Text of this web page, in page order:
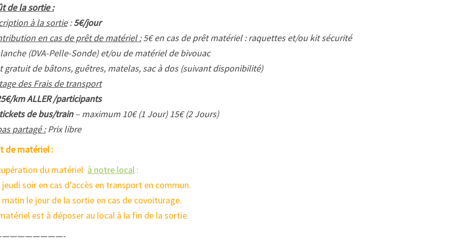
de la sortie :
à la sortie:5€/jour
en cas de prêt de matériel :5€ en cas de prêt matériel : raquettes et/ou kit sécurité
(DVA-Pelle-Sonde) et/ou de matériel de bivouac
gratuit de bâtons, guêtres, matelas, sac à dos (suivant disponibilité)
des Frais de transport
km ALLER /participants
tickets de bus/train– maximum 10€ (1 Jour) 15€ (2 Jours)
partagé :Prix libre
de matériel :
du matériel à notre local :
jeudi soir en cas d’accès en transport en commun.
matin le jour de la sortie en cas de covoiturage.
est à déposer au local à la fin de la sortie.